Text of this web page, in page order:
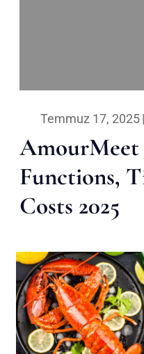
Temmuz 17, 2025|
AmourMeet
Functions,
Costs 2025